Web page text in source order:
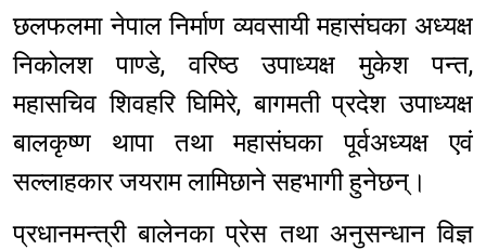
छलफलमा नेपाल निर्माण व्यवसायी महासंघका अध्यक्ष
निकोलश पाण्डे, वरिष्ठ उपाध्यक्ष मुकेश पन्त,
महासचिव शिवहरि घिमिरे, बागमती प्रदेश उपाध्यक्ष
बालकृष्ण थापा तथा महासंघका पूर्वअध्यक्ष एवं
सल्लाहकार जयराम लामिछाने सहभागी हुनेछन्।
प्रधानमन्त्री बालेनका प्रेस तथा अनुसन्धान विज्ञ